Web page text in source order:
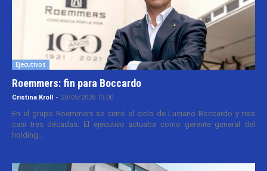
Ejecutivos
Roemmers: fin para Boccardo
Cristina Kroll - 20/05/2026 13:00
En el grupo Roemmers se cerró el ciclo de Luciano Boccardo y tras
casi tres décadas. El ejecutivo actuaba como gerente general del
holding...